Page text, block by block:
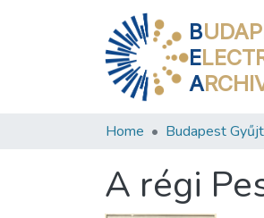
B
E
A
Home Budapest
A régi